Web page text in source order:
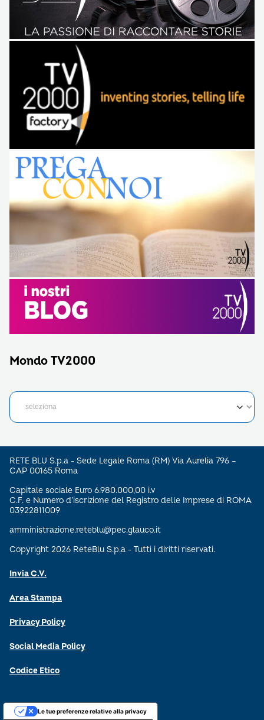
Mondo TV2000
RETE BLU S.p.a - Sede Legale Roma (RM) Via Aurelia 796 –
CAP 00165 Roma
Capitale sociale Euro 6.980.000,00 i.v
C.F. e Numero d’iscrizione del Registro delle Imprese di ROMA
03922811009
amministrazione.reteblu@pec.glauco.it
Copyright 2026 ReteBlu S.p.a - Tutti i diritti riservati.
Invia C.V.
Area Stampa
Privacy Policy
Social Media Policy
Codice Etico
Le tue preferenze relative alla privacy